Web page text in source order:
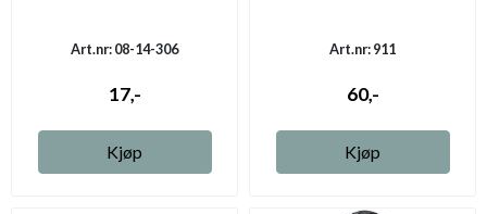
Art.nr: 08-14-306
17,-
Kjøp
Art.nr: 911
60,-
Kjøp